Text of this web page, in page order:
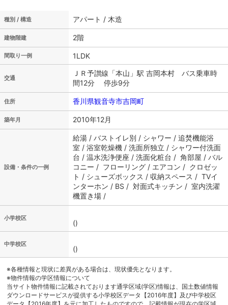
種別 / 構造 アパート / 木造
建物階建 2階
間取り一例 1LDK
交通
ＪＲ予讃線「本山」駅 吉岡本村 バス乗車時
間12分 停歩9分
住所 香川県観音寺市吉岡町
築年月 2010年12月
設備・条件の一例
給湯 / バストイレ別 / シャワー / 追焚機能浴
室 / 浴室乾燥機 / 洗面所独立 / シャワー付洗面
台 / 温水洗浄便座 / 洗面化粧台 / 角部屋 / バル
コニー / フローリング / エアコン / クロゼッ
ト / シューズボックス / 収納スペース / TVイ
ンターホン / BS / 対面式キッチン / 室内洗濯
機置き場 /
小学校区
()
中学校区
()
※各種情報と現状に差異がある場合は、現状優先となります。
※物件情報の学区情報について
当サイト物件情報に記載されております通学区域(学区)情報は、国土数値情報
ダウンロードサービスが提供する小学校区データ【2016年度】及び中学校区